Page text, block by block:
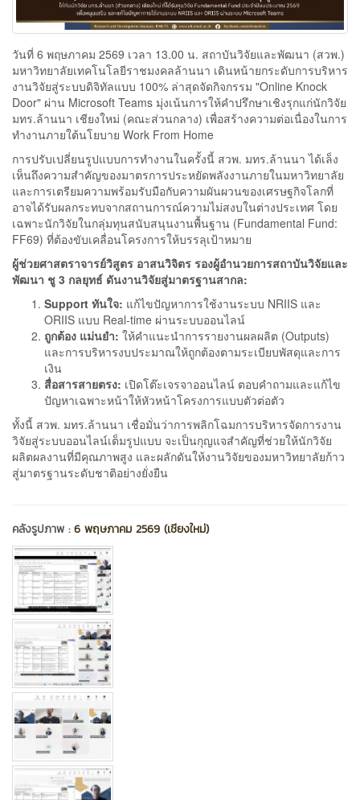
วันที่ 6 พฤษภาคม 2569 เวลา 13.00 น. สถาบันวิจัยและพัฒนา (สวพ.)
มหาวิทยาลัยเทคโนโลยีราชมงคลล้านนา เดินหน้ายกระดับการบริหาร
งานวิจัยสู่ระบบดิจิทัลแบบ 100% ล่าสุดจัดกิจกรรม "Online Knock
Door" ผ่าน Microsoft Teams มุ่งเน้นการให้คำปรึกษาเชิงรุกแก่นักวิจัย
มทร.ล้านนา เชียงใหม่ (คณะส่วนกลาง) เพื่อสร้างความต่อเนื่องในการ
ทำงานภายใต้นโยบาย Work From Home
การปรับเปลี่ยนรูปแบบการทำงานในครั้งนี้ สวพ. มทร.ล้านนา ได้เล็ง
เห็นถึงความสำคัญของมาตรการประหยัดพลังงานภายในมหาวิทยาลัย
และการเตรียมความพร้อมรับมือกับความผันผวนของเศรษฐกิจโลกที่
อาจได้รับผลกระทบจากสถานการณ์ความไม่สงบในต่างประเทศ โดย
เฉพาะนักวิจัยในกลุ่มทุนสนับสนุนงานพื้นฐาน (Fundamental Fund:
FF69) ที่ต้องขับเคลื่อนโครงการให้บรรลุเป้าหมาย
ผู้ช่วยศาสตราจารย์วิสูตร อาสนวิจิตร รองผู้อำนวยการสถาบันวิจัยและ
พัฒนา ชู 3 กลยุทธ์ ดันงานวิจัยสู่มาตรฐานสากล:
Support ทันใจ: แก้ไขปัญหาการใช้งานระบบ NRIIS และ
ORIIS แบบ Real-time ผ่านระบบออนไลน์
ถูกต้อง แม่นยำ: ให้คำแนะนำการรายงานผลผลิต (Outputs)
และการบริหารงบประมาณให้ถูกต้องตามระเบียบพัสดุและการ
เงิน
สื่อสารสายตรง: เปิดโต๊ะเจรจาออนไลน์ ตอบคำถามและแก้ไข
ปัญหาเฉพาะหน้าให้หัวหน้าโครงการแบบตัวต่อตัว
ทั้งนี้ สวพ. มทร.ล้านนา เชื่อมั่นว่าการพลิกโฉมการบริหารจัดการงาน
วิจัยสู่ระบบออนไลน์เต็มรูปแบบ จะเป็นกุญแจสำคัญที่ช่วยให้นักวิจัย
ผลิตผลงานที่มีคุณภาพสูง และผลักดันให้งานวิจัยของมหาวิทยาลัยก้าว
สู่มาตรฐานระดับชาติอย่างยั่งยืน
คลังรูปภาพ :6 พฤษภาคม 2569 (เชียงใหม่)